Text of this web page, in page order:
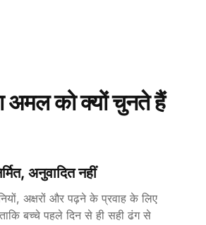
अमल को क्यों चुनते हैं
अनुवादित नहीं
अक्षरों और पढ़ने के प्रवाह के लिए
बच्चे पहले दिन से ही सही ढंग से